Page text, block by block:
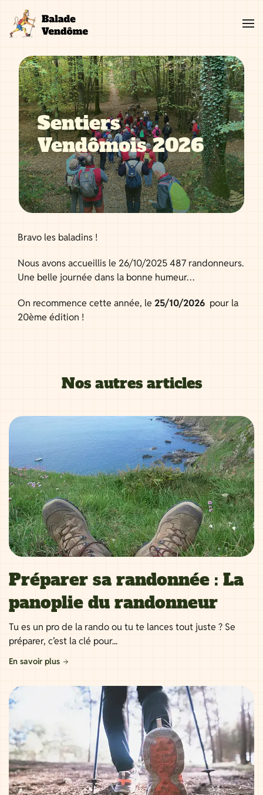
contenu
Sentiers
Vendômois 2026
Bravo les baladins !
Nous avons accueillis le 26/10/2025 487 randonneurs.
Une belle journée dans la bonne humeur…
On recommence cette année, le 25/10/2026 pour la
20ème édition !
Nos autres articles
Préparer sa randonnée : La
panoplie du randonneur
Tu es un pro de la rando ou tu te lances tout juste ? Se
préparer, c’est la clé pour...
En savoir plus